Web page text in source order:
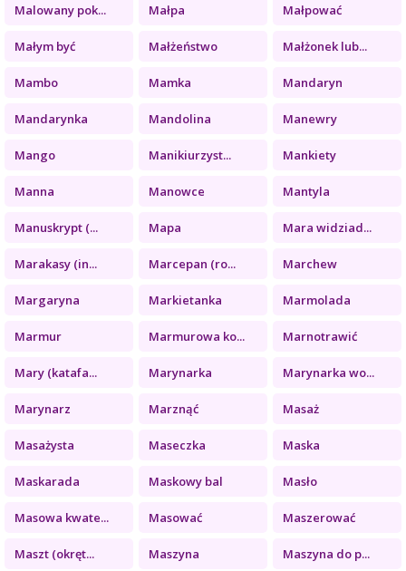
Malowany pok... Małpa Małpować
Małym być Małżeństwo Małżonek lub...
Mambo Mamka Mandaryn
Mandarynka Mandolina Manewry
Mango Manikiurzyst... Mankiety
Manna Manowce Mantyla
Manuskrypt (... Mapa Mara widziad...
Marakasy (in... Marcepan (ro... Marchew
Margaryna Markietanka Marmolada
Marmur Marmurowa ko... Marnotrawić
Mary (katafa... Marynarka Marynarka wo...
Marynarz Marznąć Masaż
Masażysta Maseczka Maska
Maskarada Maskowy bal Masło
Masowa kwate... Masować Maszerować
Maszt (okręt... Maszyna Maszyna do p...